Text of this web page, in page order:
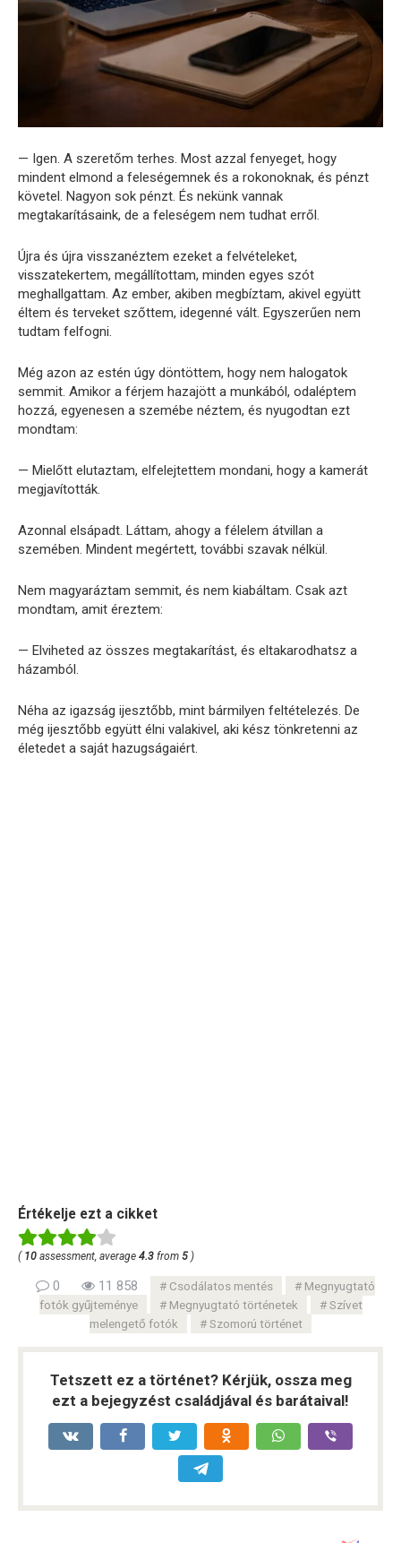
— Igen. A szeretőm terhes. Most azzal fenyeget, hogy
mindent elmond a feleségemnek és a rokonoknak, és pénzt
követel. Nagyon sok pénzt. És nekünk vannak
megtakarításaink, de a feleségem nem tudhat erről.
Újra és újra visszanéztem ezeket a felvételeket,
visszatekertem, megállítottam, minden egyes szót
meghallgattam. Az ember, akiben megbíztam, akivel együtt
éltem és terveket szőttem, idegenné vált. Egyszerűen nem
tudtam felfogni.
Még azon az estén úgy döntöttem, hogy nem halogatok
semmit. Amikor a férjem hazajött a munkából, odaléptem
hozzá, egyenesen a szemébe néztem, és nyugodtan ezt
mondtam:
— Mielőtt elutaztam, elfelejtettem mondani, hogy a kamerát
megjavították.
Azonnal elsápadt. Láttam, ahogy a félelem átvillan a
szemében. Mindent megértett, további szavak nélkül.
Nem magyaráztam semmit, és nem kiabáltam. Csak azt
mondtam, amit éreztem:
— Elviheted az összes megtakarítást, és eltakarodhatsz a
házamból.
Néha az igazság ijesztőbb, mint bármilyen feltételezés. De
még ijesztőbb együtt élni valakivel, aki kész tönkretenni az
életedet a saját hazugságaiért.
Értékelje ezt a cikket
( 10 assessment, average 4.3 from 5 )
0 11 858 Csodálatos mentés
Megnyugtató
fotók gyűjteménye
Megnyugtató történetek
Szívet
melengető fotók
Szomorú történet
Tetszett ez a történet? Kérjük, ossza meg
ezt a bejegyzést családjával és barátaival!